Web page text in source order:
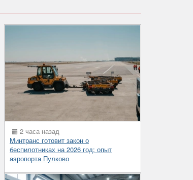
2 часа назад
Минтранс готовит закон о
беспилотниках на 2026 год: опыт
аэропорта Пулково